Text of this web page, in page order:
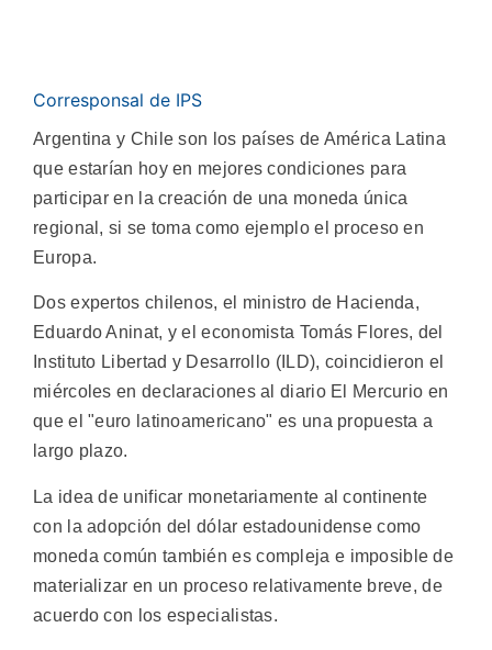
Corresponsal de IPS
Argentina y Chile son los países de América Latina
que estarían hoy en mejores condiciones para
participar en la creación de una moneda única
regional, si se toma como ejemplo el proceso en
Europa.
Dos expertos chilenos, el ministro de Hacienda,
Eduardo Aninat, y el economista Tomás Flores, del
Instituto Libertad y Desarrollo (ILD), coincidieron el
miércoles en declaraciones al diario El Mercurio en
que el "euro latinoamericano" es una propuesta a
largo plazo.
La idea de unificar monetariamente al continente
con la adopción del dólar estadounidense como
moneda común también es compleja e imposible de
materializar en un proceso relativamente breve, de
acuerdo con los especialistas.